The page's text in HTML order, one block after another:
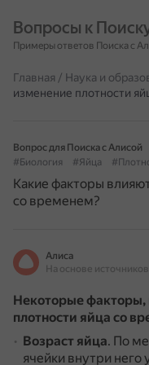
Вопросы к
Примеры ответов Поиска с
Главная / Наука и
изменение плотности
Вопрос для Поиска с Алисой
#Биология
#Яйца
Какие факторы
со временем?
Алиса
Некоторые
плотности яйца со
Возраст яйца. По
ячейки внутри него